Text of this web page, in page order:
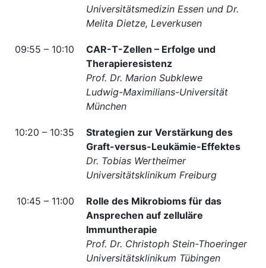
Universitätsmedizin Essen und Dr.
Melita Dietze, Leverkusen
09:55 – 10:10
CAR-T-Zellen – Erfolge und
Therapieresistenz
Prof. Dr. Marion Subklewe
Ludwig-Maximilians-Universität
München
10:20 – 10:35
Strategien zur Verstärkung des
Graft-versus-Leukämie-Effektes
Dr. Tobias Wertheimer
Universitätsklinikum Freiburg
10:45 – 11:00
Rolle des Mikrobioms für das
Ansprechen auf zelluläre
Immuntherapie
Prof. Dr. Christoph Stein-Thoeringer
Universitätsklinikum Tübingen